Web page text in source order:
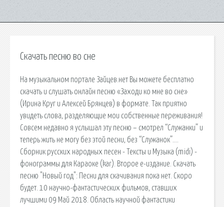
Скачать песню во сне
На музыкальном портале Зайцев.нет Вы можете бесплатно
скачать и слушать онлайн песню «Заходи ко мне во сне»
(Ирина Круг и Алексей Брянцев) в формате. Так приятно
увидеть слова, разделяющие мои собственные переживания!
Совсем недавно я услышал эту песню – смотрел “Служанки” и
теперь жить не могу без этой песни, без “Служанок”….
Сборник русских народных песен - Тексты и Музыка (midi) -
фонограммы для Караоке (kar). Второе е-издание. Скачать
песню "Новый год": Песни для скачивания пока нет. Скоро
будет. 10 научно-фантастических фильмов, ставших
лучшими 09 Май 2018. Область научной фантастики